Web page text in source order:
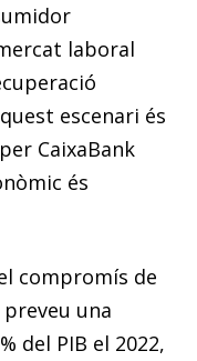
laboral
escenari és
CaixaBank
és
compromís de
una
del PIB el 2022,